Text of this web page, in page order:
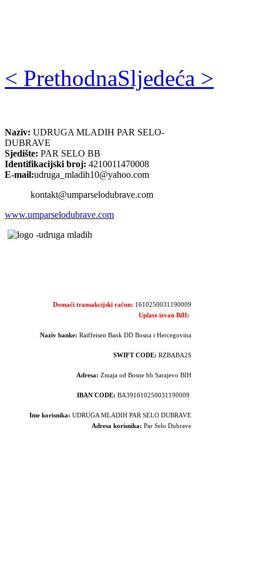
< PrethodnaSljedeća >
Naziv: UDRUGA MLADIH PAR SELO-
DUBRAVE
Sjedište: PAR SELO BB
Identifikacijski broj: 4210011470008
E-mail:udruga_mladih10@yahoo.com
kontakt@umparselodubrave.com
www.umparselodubrave.com
Domaći transakcijski račun: 1610250031190009
Uplate izvan BiH:
Naziv banke: Raiffeisen Bank DD Bosna i Hercegovina
SWIFT CODE: RZBABA2S
Adresa:Zmaja od Bosne bb Sarajevo BIH
IBAN CODE: BA391610250031190009
Ime korisnika: UDRUGA MLADIH PAR SELO DUBRAVE
Adresa korisnika: Par Selo Dubrave